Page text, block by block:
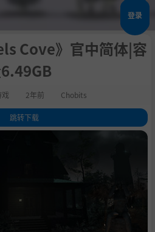
登录
Cove》官中简体|容
2年前 Chobits
跳转下载